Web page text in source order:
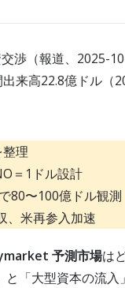
理
＝1ドル設計
80〜100億ドル観測
、米再参入加速
予測市場は
「大型資本の流